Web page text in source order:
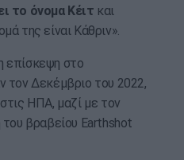
το όνομα Κέιτ και
της είναι Κάθριν».
επίσκεψη στο
τον Δεκέμβριο του 2022,
ΗΠΑ, μαζί με τον
του βραβείου Earthshot